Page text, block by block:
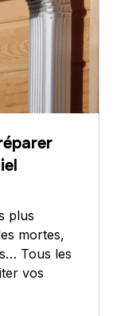
plus
mortes,
Tous les
vos